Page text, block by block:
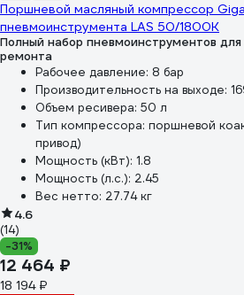
Поршневой масляный компрессор
пневмоинструмента LAS 50/1800K
Полный набор пневмоинструментов для
ремонта
Рабочее давление: 8 бар
Производительность на выходе:
Объем ресивера: 50 л
Тип компрессора: поршневой
привод)
Мощность (кВт): 1.8
Мощность (л.с.): 2.45
Вес нетто: 27.74 кг
4.6
(14)
-31%
12 464 ₽
18 194 ₽